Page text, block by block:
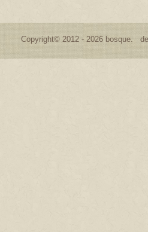
Copyright© 2012 - 2026 bosque.